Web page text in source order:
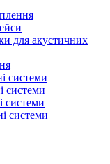
для акустичних
системи
системи
системи
системи